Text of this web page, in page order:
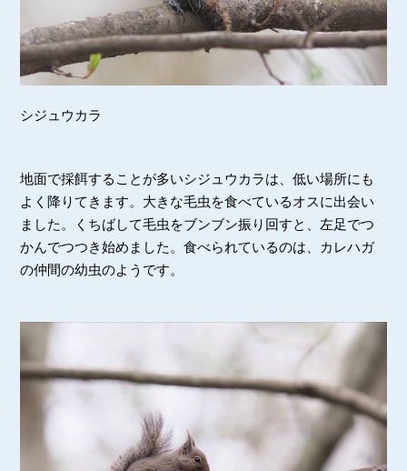
シジュウカラ
地面で採餌することが多いシジュウカラは、低い場所にも
よく降りてきます。大きな毛虫を食べているオスに出会い
ました。くちばして毛虫をブンブン振り回すと、左足でつ
かんでつつき始めました。食べられているのは、カレハガ
の仲間の幼虫のようです。